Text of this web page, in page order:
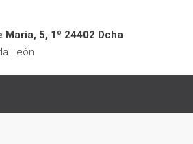
Maria, 5, 1º 24402 Dcha
León